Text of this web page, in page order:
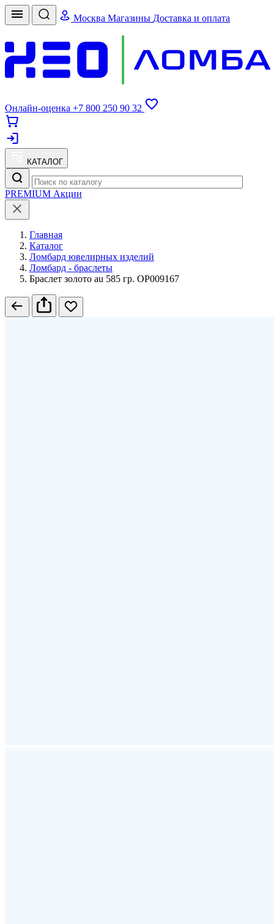
Москва Магазины Доставка и оплата
Онлайн-оценка +7 800 250 90 32
КАТАЛОГ
PREMIUM Акции
Главная
Каталог
Ломбард ювелирных изделий
Ломбард - браслеты
Браслет золото au 585 гр. ОР009167